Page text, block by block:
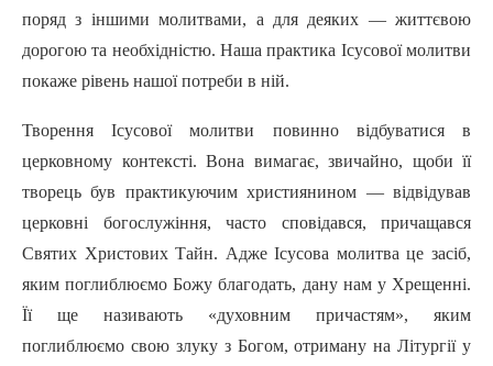
поряд з іншими молитвами, а для деяких — життєвою
дорогою та необхідністю. Наша практика Ісусової молитви
покаже рівень нaшoï потреби в ній.
Творення Ісусової молитви повинно відбуватися в
церковному контексті. Вона вимагає, звичайно, щоби її
творець був практикуючим християнином — відвідував
церковні богослужіння, часто сповідався, причащався
Святих Христових Тайн. Адже Ісусова молитва це засіб,
яким поглиблюємо Божу благодать, дану нам у Хрещенні.
Ïï ще називають «духовним причастям», яким
поглиблюємо свою злуку з Богом, отриману на Літургії у